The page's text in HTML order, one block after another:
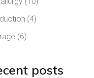
(4)
(6)
posts